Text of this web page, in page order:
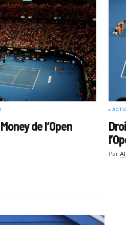
de l’Open
Par